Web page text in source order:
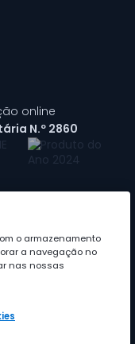
online
N.º 2860
o armazenamento
a navegação no
nas nossas